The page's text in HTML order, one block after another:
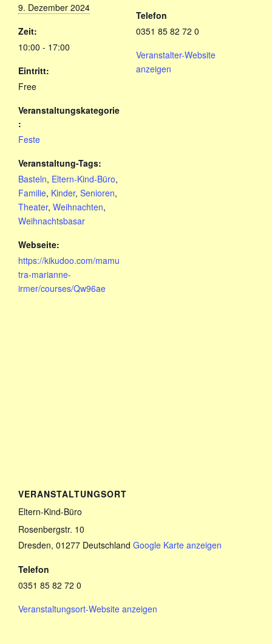
9. Dezember 2024
Zeit:
10:00 - 17:00
Eintritt:
Free
Veranstaltungskategorie
:
Feste
Veranstaltung-Tags:
Basteln, Eltern-Kind-Büro,
Familie, Kinder, Senioren,
Theater, Weihnachten,
Weihnachtsbasar
Webseite:
https://kikudoo.com/mamu
tra-marianne-
irmer/courses/Qw96ae
Telefon
0351 85 82 72 0
Veranstalter-Website
anzeigen
VERANSTALTUNGSORT
Eltern-Kind-Büro
Rosenbergstr. 10
Dresden, 01277 Deutschland Google Karte anzeigen
Telefon
0351 85 82 72 0
Veranstaltungsort-Website anzeigen